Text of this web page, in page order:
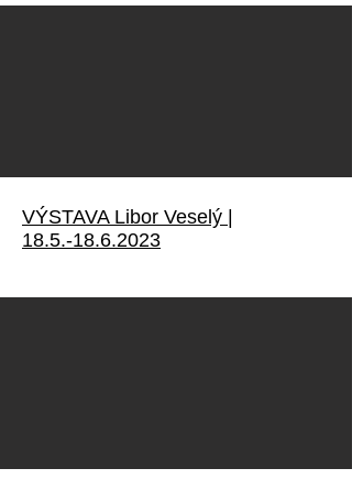
VÝSTAVA Libor Veselý |
18.5.-18.6.2023